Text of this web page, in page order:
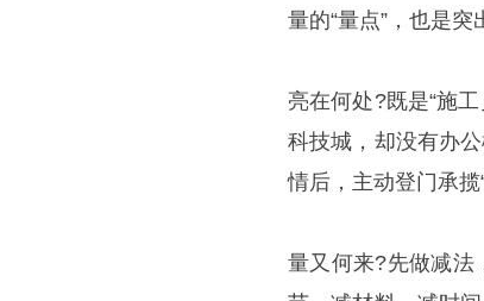
量的“量点”，也是突
亮在何处?既是“施
科技城，却没有办
情后，主动登门承揽“
量又何来?先做减法